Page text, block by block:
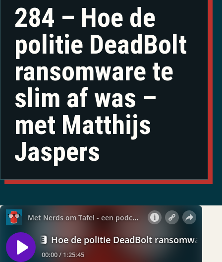
284 – Hoe de
politie DeadBolt
ransomware te
slim af was –
met Matthijs
Jaspers